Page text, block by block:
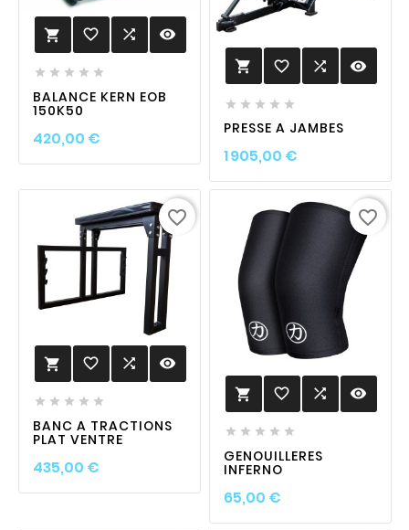
 favorite_border  visibility
    
BALANCE KERN EOB
150K50
420,00 €Prix
 favorite_border  visibility
    
PRESSE A JAMBES
1 905,00 €Prix
 favorite_border  visibility
    
BANC A TRACTIONS
PLAT VENTRE
435,00 €Prix
favorite_border
 favorite_border  visibility
    
GENOUILLERES
INFERNO
65,00 €Prix
favorite_border